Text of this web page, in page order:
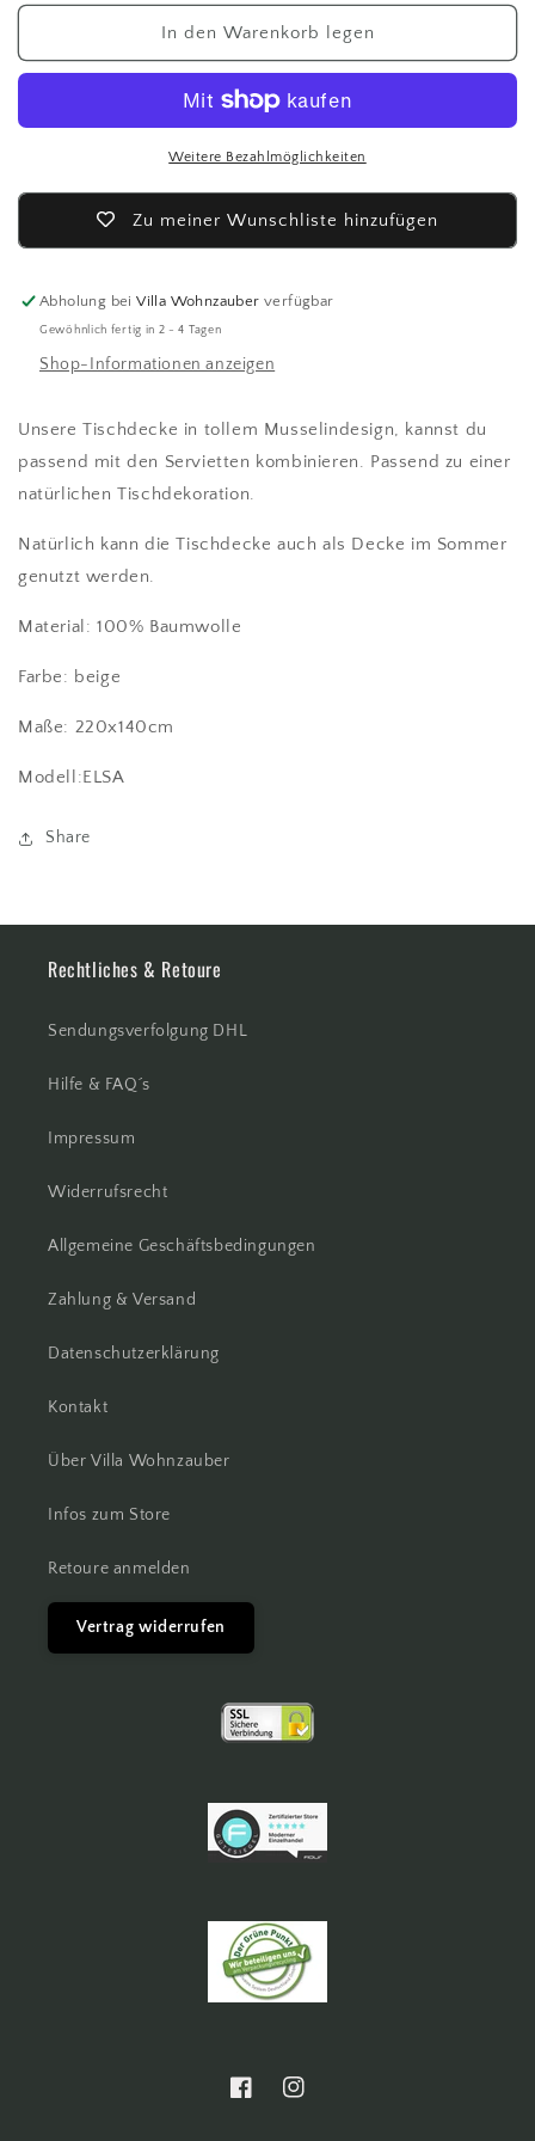
Menge
Affari
Decke
Menge
für
Affari
Tischtuch
Decke
In den Warenkorb legen
Weitere Bezahlmöglichkeiten
Zu meiner Wunschliste hinzufügen
Abholung beiVilla Wohnzauber verfügbar
Gewöhnlich fertig in 2 - 4 Tagen
Shop-Informationen anzeigen
Unsere Tischdecke in tollem Musselindesign, kannst du
passend mit den Servietten kombinieren. Passend zu einer
natürlichen Tischdekoration.
Natürlich kann die Tischdecke auch als Decke im Sommer
genutzt werden.
Material: 100% Baumwolle
Farbe: beige
Maße: 220x140cm
Modell:ELSA
Share
Rechtliches & Retoure
Sendungsverfolgung DHL
Hilfe & FAQ´s
Impressum
Widerrufsrecht
Allgemeine Geschäftsbedingungen
Zahlung & Versand
Datenschutzerklärung
Kontakt
Über Villa Wohnzauber
Infos zum Store
Retoure anmelden
Vertrag widerrufen
FacebookInstagram